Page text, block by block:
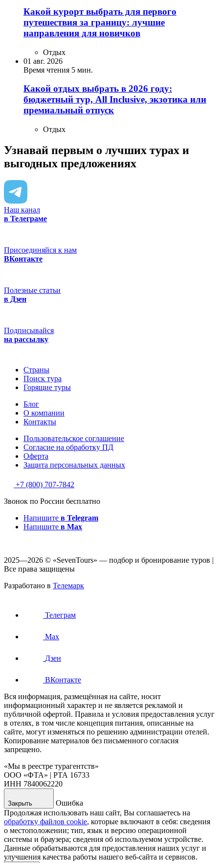
Какой курорт выбрать для первого
путешествия за границу: лучшие
направления для новичков
Отдых
01 авг. 2026
Время чтения 5 мин.
Какой отдых выбрать в 2026 году:
бюджетный тур, All Inclusive, экзотика или
премиальный отпуск
Отдых
Узнавай первым о лучших турах и
выгодных предложениях
Наш канал
в Телеграме
Присоединяйся к нам
ВКонтакте
Полезные статьи
в Дзен
Подписывайся
на рассылку
Страны
Поиск тура
Горящие туры
Блог
О компании
Контакты
Пользовательское соглашение
Согласие на обработку ПД
Оферта
Защитa персональных данных
+7 (800) 707-7842
Звонок по России бесплатно
Напишите в Telegram
Напишите в Max
2025—2026 © «SevenTours» — подбор и бронирование туров |
Все права защищены
Разработано в Телемарк
Телеграм
Max
Дзен
ВКонтакте
Вся информация, размещённая на сайте, носит
информационный характер и не является рекламой и
публичной офертой. Правила и условия предоставления услуг
в отелях, в том числе концепция питания, описанные на
сайте, могут изменяться по решению администрации отелей.
Копирование материалов без письменного согласия
запрещено.
«Мы в реестре турагентств»
ООО «ФТА» | РТА 16733
ИНН 7840062220
Закрыть
Ошибка
Продолжая использовать наш сайт, Вы соглашаетесь на
обработку файлов cookie, которые включают в себя: сведения
о местоположении; тип, язык и версию операционной
системы и браузера; сведения об используемом устройстве.
Данные обрабатываются для предоставления наших услуг и
улучшения качества работы нашего веб-сайта и сервисов.